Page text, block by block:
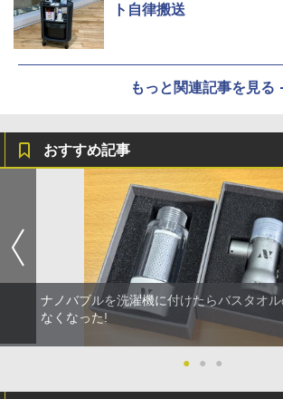
ト自律搬送
もっと関連記事を見る
おすすめ記事
ナノバブルを洗濯機に付けたらバスタオ
なくなった!
● ● ●